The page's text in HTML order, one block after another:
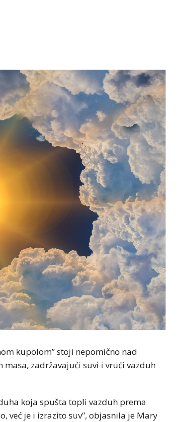
kupolom” stoji nepomično nad
zadržavajući suvi i vrući vazduh
koja spušta topli vazduh prema
već je i izrazito suv”, objasnila je Mary